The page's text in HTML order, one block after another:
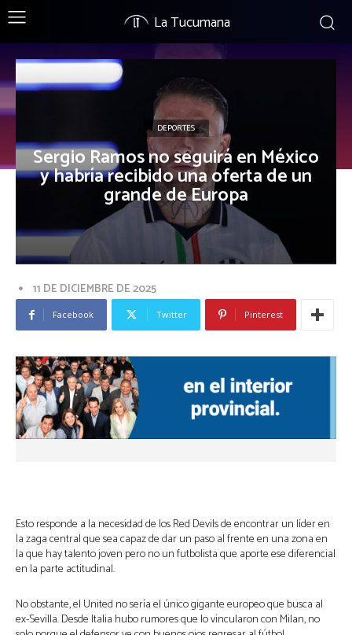
La Tucumana
DEPORTES
Sergio Ramos no seguirá en México
y habría recibido una oferta de un
grande de Europa
11 DE DICIEMBRE DE 2025
Facebook Twitter Pinterest
Esto responde a la necesidad de los Red Devils de encontrar un líder en
la zaga central que sea capaz de dar un paso al frente en una zona en
la que hay talento joven pero no un futbolista que aporte ese diferencial
en la parte actitudinal.
No obstante, el United no sería el único gigante europeo que busca al
ex-Sevilla. Desde Italia hubo rumores que lo vincularon con Milan, no